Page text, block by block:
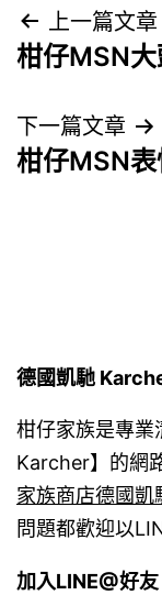
文
章
導
覽
上一篇文章
柑仔MSN
下一篇文章
柑仔MSN
德國凱馳
柑仔家族是專業
Karcher】的網
家族商店德國凱
問題都歡迎以
加入LINE@好友